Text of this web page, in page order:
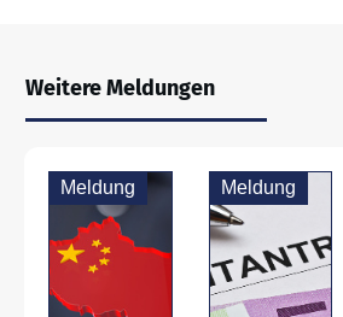
Weitere Meldungen
Meldung Meldung